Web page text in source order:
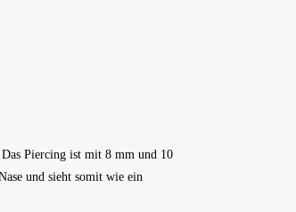
Piercing ist mit 8 mm und 10
und sieht somit wie ein